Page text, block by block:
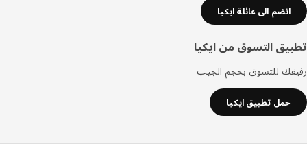
انضم الى عائلة ايكيا
التسوق من ايكيا
للتسوق بحجم الجيب
حمل تطبيق ايكيا